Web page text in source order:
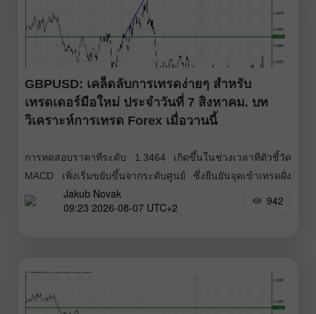
GBPUSD: เคล็ดลับการเทรดง่ายๆ สำหรับ
เทรดเดอร์มือใหม่ ประจำวันที่ 7 สิงหาคม. บท
วิเคราะห์การเทรด Forex เมื่อวานนี้
การทดสอบราคาที่ระดับ 1.3464 เกิดขึ้นในช่วงเวลาที่ตัวชี้วัด
MACD เพิ่งเริ่มขยับขึ้นจากระดับศูนย์ ซึ่งยืนยันจุดเข้าเทรดฝั่ง
ซื้อเงินปอนด์ที่ถูกต้อง ส่งผลให้คู่เงินดีดตัวขึ้นไปได้ 20 จุด (pips)
อย่างไรก็ตาม เมื่อเข้าใกล้ช่วงกลางเซสชันอเมริกา สภาวะ
Jakub Novak
09:23 2026-08-07 UTC+2
942